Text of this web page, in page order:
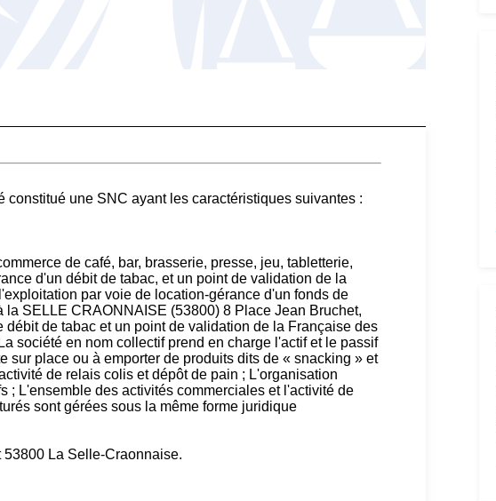
constitué une SNC ayant les caractéristiques suivantes :
de café, bar, brasserie, presse, jeu, tabletterie,
d'un débit de tabac, et un point de validation de la
par voie de location-gérance d'un fonds de
la SELLE CRAONNAISE (53800) 8 Place Jean Bruchet,
de tabac et un point de validation de la Française des
société en nom collectif prend en charge l'actif et le passif
sur place ou à emporter de produits dits de « snacking » et
de relais colis et dépôt de pain ; L'organisation
; L'ensemble des activités commerciales et l'activité de
sont gérées sous la même forme juridique
La Selle-Craonnaise.